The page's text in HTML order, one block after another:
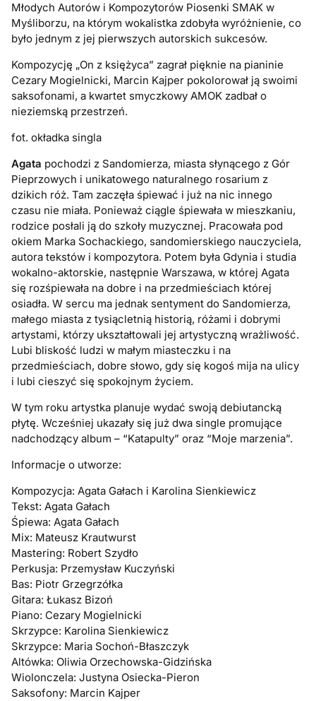
Młodych Autorów i Kompozytorów Piosenki SMAK w
Myśliborzu, na którym wokalistka zdobyła wyróżnienie, co
było jednym z jej pierwszych autorskich sukcesów.
Kompozycję „On z księżyca” zagrał pięknie na pianinie
Cezary Mogielnicki, Marcin Kajper pokolorował ją swoimi
saksofonami, a kwartet smyczkowy AMOK zadbał o
nieziemską przestrzeń.
fot. okładka singla
Agata pochodzi z Sandomierza, miasta słynącego z Gór
Pieprzowych i unikatowego naturalnego rosarium z
dzikich róż. Tam zaczęła śpiewać i już na nic innego
czasu nie miała. Ponieważ ciągle śpiewała w mieszkaniu,
rodzice posłali ją do szkoły muzycznej. Pracowała pod
okiem Marka Sochackiego, sandomierskiego nauczyciela,
autora tekstów i kompozytora. Potem była Gdynia i studia
wokalno-aktorskie, następnie Warszawa, w której Agata
się rozśpiewała na dobre i na przedmieściach której
osiadła. W sercu ma jednak sentyment do Sandomierza,
małego miasta z tysiącletnią historią, różami i dobrymi
artystami, którzy ukształtowali jej artystyczną wrażliwość.
Lubi bliskość ludzi w małym miasteczku i na
przedmieściach, dobre słowo, gdy się kogoś mija na ulicy
i lubi cieszyć się spokojnym życiem.
W tym roku artystka planuje wydać swoją debiutancką
płytę. Wcześniej ukazały się już dwa single promujące
nadchodzący album – “Katapulty” oraz “Moje marzenia”.
Informacje o utworze:
Kompozycja: Agata Gałach i Karolina Sienkiewicz
Tekst: Agata Gałach
Śpiewa: Agata Gałach
Mix: Mateusz Krautwurst
Mastering: Robert Szydło
Perkusja: Przemysław Kuczyński
Bas: Piotr Grzegrzółka
Gitara: Łukasz Bizoń
Piano: Cezary Mogielnicki
Skrzypce: Karolina Sienkiewicz
Skrzypce: Maria Sochoń-Błaszczyk
Altówka: Oliwia Orzechowska-Gidzińska
Wiolonczela: Justyna Osiecka-Pieron
Saksofony: Marcin Kajper